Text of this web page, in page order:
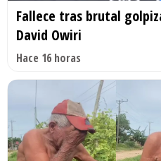
Fallece tras brutal
David Owiri
Hace 16 horas